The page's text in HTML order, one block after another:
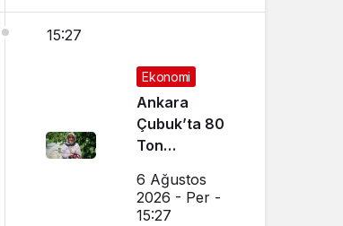
15:27
Ekonomi
Ankara
Çubuk’ta 80
Ton
6 Ağustos
2026 - Per -
15:27